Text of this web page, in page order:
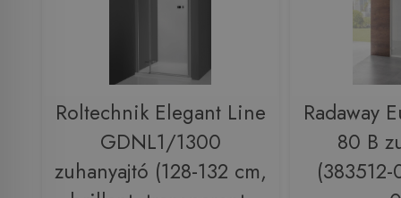
Roltechnik Elegant Line
GDNL1/1300
zuhanyajtó (128-132 cm,
Radaway
80 B
(383512-